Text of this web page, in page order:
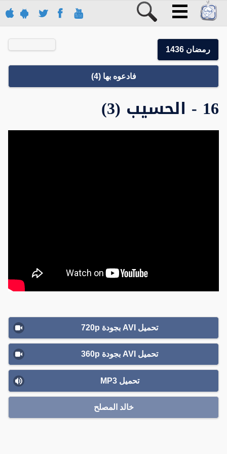
رمضان 1436
فادعوه بها (4)
16 - الحسيب (3)
تحميل AVI بجودة 720p
تحميل AVI بجودة 360p
تحميل MP3
خالد المصلح